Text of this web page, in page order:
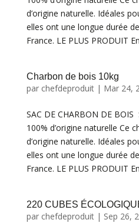
d’origine naturelle. Idéales
elles ont une longue durée
France. LE PLUS PRODUIT
Charbon de bois 10kg
par chefdeproduit| Mar 24,
SAC DE CHARBON DE
100% d’origine naturelle Ce
d’origine naturelle. Idéales
elles ont une longue durée
France. LE PLUS PRODUIT
220 CUBES
par chefdeproduit| Sep 26,